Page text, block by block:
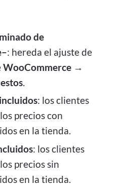
de
: hereda el ajuste de
WooCommerce →
.
: los clientes
precios con
en la tienda.
: los clientes
precios sin
en la tienda.